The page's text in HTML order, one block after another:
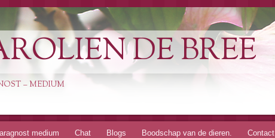
DE BREE
– MEDIUM
medium Chat Blogs Boodschap van de dieren. Contact